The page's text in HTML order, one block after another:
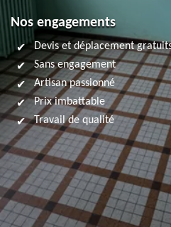
Nos engagements
Devis et déplacement
Sans engagement
Artisan passionné
Prix imbattable
Travail de qualité